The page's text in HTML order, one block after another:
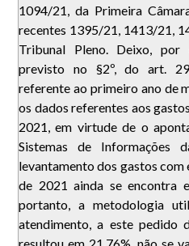
1094/21, da Primeira
recentes 1395/21, 1413/21,
Tribunal Pleno. Deixo, por
previsto no §2º, do art.
referente ao primeiro ano de
os dados referentes aos
2021, em virtude de o
Sistemas de Informações
levantamento dos gastos
de 2021 ainda se encontra
portanto, a metodologia
atendimento, a este pedido